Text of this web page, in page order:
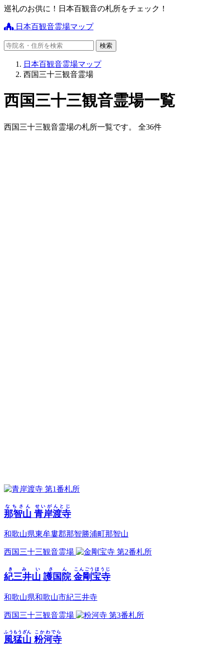
巡礼のお供に！日本百観音の札所をチェック！
日本百観音霊場マップ
日本百観音霊場マップ
西国三十三観音霊場
西国三十三観音霊場一覧
西国三十三観音霊場の札所一覧です。 全36件
第1番札所
那智山
なちさん
青岸渡寺
せいがんとじ
和歌山県東牟婁郡那智勝浦町那智山
西国三十三観音霊場 第2番札所
紀三井山 護国院
きみいさん
金剛宝寺
こんごうほうじ
和歌山県和歌山市紀三井寺
西国三十三観音霊場 第3番札所
風猛山
ふうもうざん
粉河寺
こかわでら